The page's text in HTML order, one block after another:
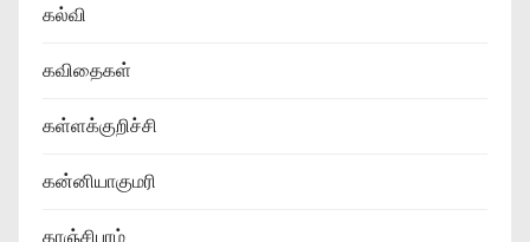
கல்வி
கவிதைகள்
கள்ளக்குறிச்சி
கன்னியாகுமரி